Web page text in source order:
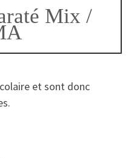
Mix /
et sont donc